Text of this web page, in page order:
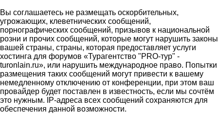
Вы соглашаетесь не размещать оскорбительных,
угрожающих, клеветнических сообщений,
порнографических сообщений, призывов к национальной
розни и прочих сообщений, которые могут нарушить законы
вашей страны, страны, которая предоставляет услуги
хостинга для форумов «Турагентство "PRO-тур" -
turonlain.ru», или нарушить международное право. Попытки
размещения таких сообщений могут привести к вашему
немедленному отключению от конференции, при этом ваш
провайдер будет поставлен в известность, если мы сочтём
это нужным. IP-адреса всех сообщений сохраняются для
обеспечения данной возможности.